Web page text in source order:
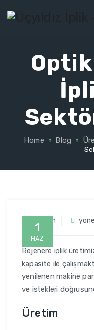
Home Blog
1
HAZ
Üretim
Rejenere iplik
kapasite ile
yenilenen makine
ve istekleri
Üretim